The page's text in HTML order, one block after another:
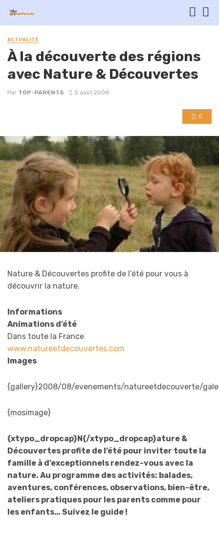
ACTUALITÉ
À la découverte des régions
avec Nature & Découvertes
Par TOP-PARENTS 5 août 2008
0
Nature & Découvertes profite de l’été pour vous à
découvrir la nature.
Informations
Animations d’été
Dans toute la France
www.natureetdecouvertes.com
Images
{gallery}2008/08/evenements/natureetdecouverte/
{mosimage}
{xtypo_dropcap}N{/xtypo_dropcap}ature &
Découvertes profite de l’été pour inviter toute la
famille à d’exceptionnels rendez-vous avec la
nature. Au programme des activités: balades,
aventures, conférences, observations, bien-être,
ateliers pratiques pour les parents comme pour
les enfants… Suivez le guide !